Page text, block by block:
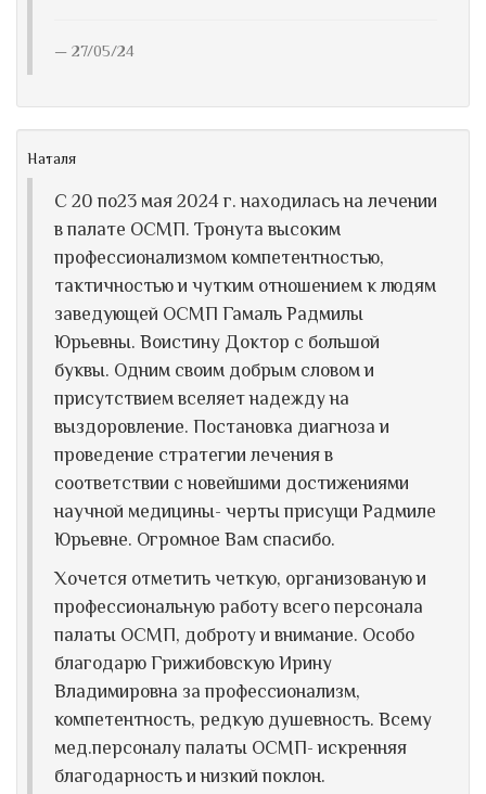
27/05/24
Наталя
С 20 по23 мая 2024 г. находилась на лечении
в палате ОСМП. Тронута высоким
профессионализмом компетентностью,
тактичностью и чутким отношением к людям
заведующей ОСМП Гамаль Радмилы
Юрьевны. Воистину Доктор с большой
буквы. Одним своим добрым словом и
присутствием вселяет надежду на
выздоровление. Постановка диагноза и
проведение стратегии лечения в
соответствии с новейшими достижениями
научной медицины- черты присущи Радмиле
Юрьевне. Огромное Вам спасибо.
Хочется отметить четкую, организованую и
профессиональную работу всего персонала
палаты ОСМП, доброту и внимание. Особо
благодарю Грижибовскую Ирину
Владимировна за профессионализм,
компетентность, редкую душевность. Всему
мед.персоналу палаты ОСМП- искренняя
благодарность и низкий поклон.